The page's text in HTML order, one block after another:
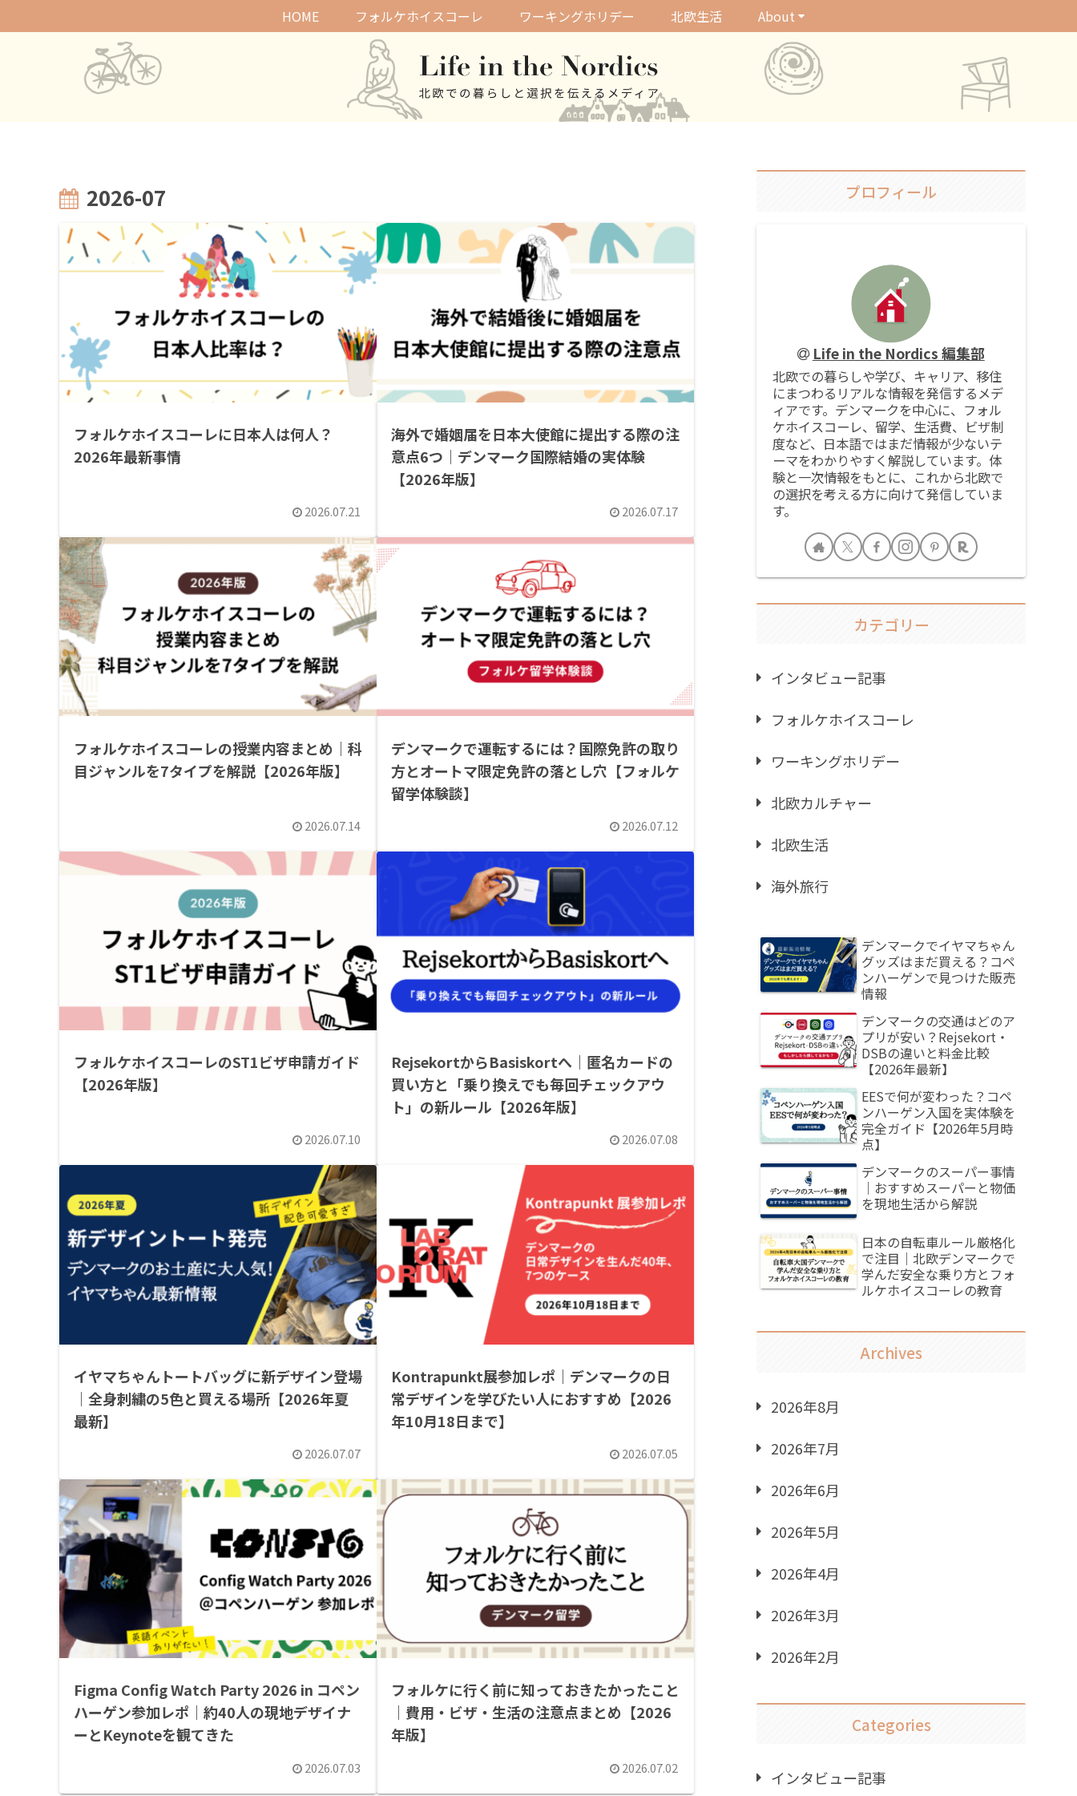
HOME フォルケホイスコーレ ワーキングホリデー 北欧生活 About
2026-07
フォルケホイスコーレに日本人は何人？
2026年最新事情
2026.07.21
海外で婚姻届を日本大使館に提出する際の注
意点6つ｜デンマーク国際結婚の実体験
【2026年版】
2026.07.17
フォルケホイスコーレの授業内容まとめ｜科
目ジャンルを7タイプを解説【2026年版】
2026.07.14
デンマークで運転するには？国際免許の取り
方とオートマ限定免許の落とし穴【フォルケ
留学体験談】
2026.07.12
フォルケホイスコーレのST1ビザ申請ガイド
【2026年版】
2026.07.10
RejsekortからBasiskortへ｜匿名カードの
買い方と「乗り換えでも毎回チェックアウ
ト」の新ルール【2026年版】
2026.07.08
イヤマちゃんトートバッグに新デザイン登場
｜全身刺繍の5色と買える場所【2026年夏
最新】
2026.07.07
Kontrapunkt展参加レポ｜デンマークの日
常デザインを学びたい人におすすめ【2026
年10月18日まで】
2026.07.05
Figma Config Watch Party 2026 in コペン
ハーゲン参加レポ｜約40人の現地デザイナ
ーとKeynoteを観てきた
2026.07.03
フォルケに行く前に知っておきたかったこと
｜費用・ビザ・生活の注意点まとめ【2026
年版】
2026.07.02
プロフィール
Life in the Nordics 編集部
北欧での暮らしや学び、キャリア、移住
にまつわるリアルな情報を発信するメデ
ィアです。デンマークを中心に、フォル
ケホイスコーレ、留学、生活費、ビザ制
度など、日本語ではまだ情報が少ないテ
ーマをわかりやすく解説しています。体
験と一次情報をもとに、これから北欧で
の選択を考える方に向けて発信していま
す。
カテゴリー
インタビュー記事
フォルケホイスコーレ
ワーキングホリデー
北欧カルチャー
北欧生活
海外旅行
デンマークでイヤマちゃん
グッズはまだ買える？コペ
ンハーゲンで見つけた販売
情報
デンマークの交通はどのア
プリが安い？Rejsekort・
DSBの違いと料金比較
【2026年最新】
EESで何が変わった？コペ
ンハーゲン入国を実体験を
完全ガイド【2026年5月時
点】
デンマークのスーパー事情
｜おすすめスーパーと物価
を現地生活から解説
日本の自転車ルール厳格化
で注目｜北欧デンマークで
学んだ安全な乗り方とフォ
ルケホイスコーレの教育
Archives
2026年8月
2026年7月
2026年6月
2026年5月
2026年4月
2026年3月
2026年2月
Categories
インタビュー記事